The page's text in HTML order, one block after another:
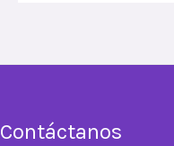
Contáctanos